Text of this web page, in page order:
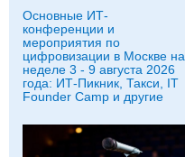
Основные ИТ-
конференции и
мероприятия по
цифровизации в Москве на
неделе 3 - 9 августа 2026
года: ИТ-Пикник, Такси, IT
Founder Camp и другие